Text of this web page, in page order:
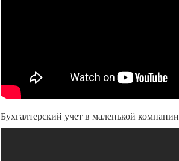
Бухгалтерский учет в маленькой компании